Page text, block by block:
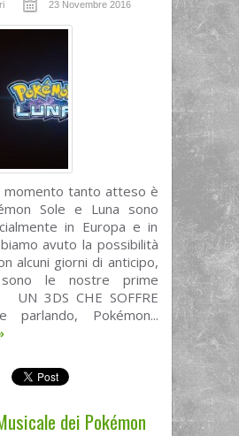
23 Novembre 2016
momento tanto atteso è
Sole e Luna sono
in Europa e in
avuto la possibilità
alcuni giorni di anticipo,
le nostre prime
UN 3DS CHE SOFFRE
parlando, Pokémon...
dei Pokémon